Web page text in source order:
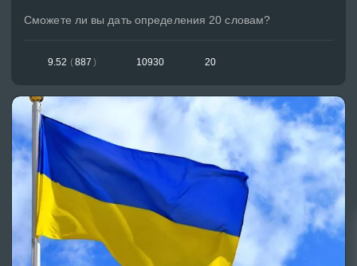
Сможете ли вы дать определения 20 словам?
9.52 (887 ) 10930 20